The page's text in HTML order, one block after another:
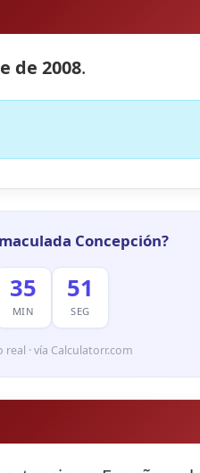
de 2008.
Concepción?
35
MIN
50
SEG
· vía Calculatorr.com